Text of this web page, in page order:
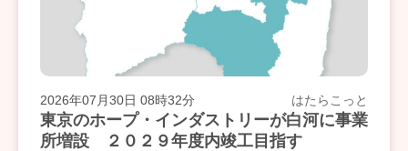
2026年07月30日 08時32分 はたらこっと
東京のホープ・インダストリーが白河に事業
所増設 ２０２９年度内竣工目指す